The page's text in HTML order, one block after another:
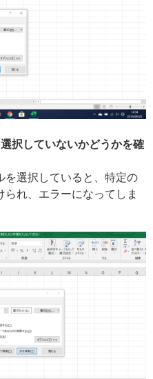
択していないかどうかを確
を選択していると、特定の
れ、エラーになってしま